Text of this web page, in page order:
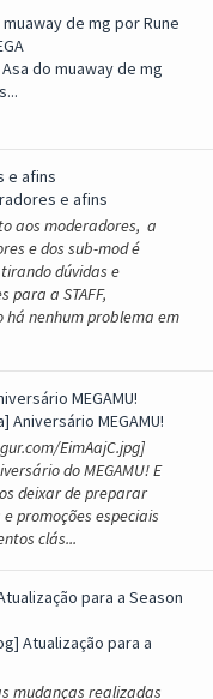
de mg por Rune
Asa do muaway de mg
e afins
e afins
aos moderadores, a
e dos sub-mod é
dúvidas e
para a STAFF,
há nenhum problema em
MEGAMU!
Aniversário MEGAMU!
EimAajC.jpg]
do MEGAMU! E
deixar de preparar
promoções especiais
clás...
para a Season
Atualização para a
mudanças realizadas